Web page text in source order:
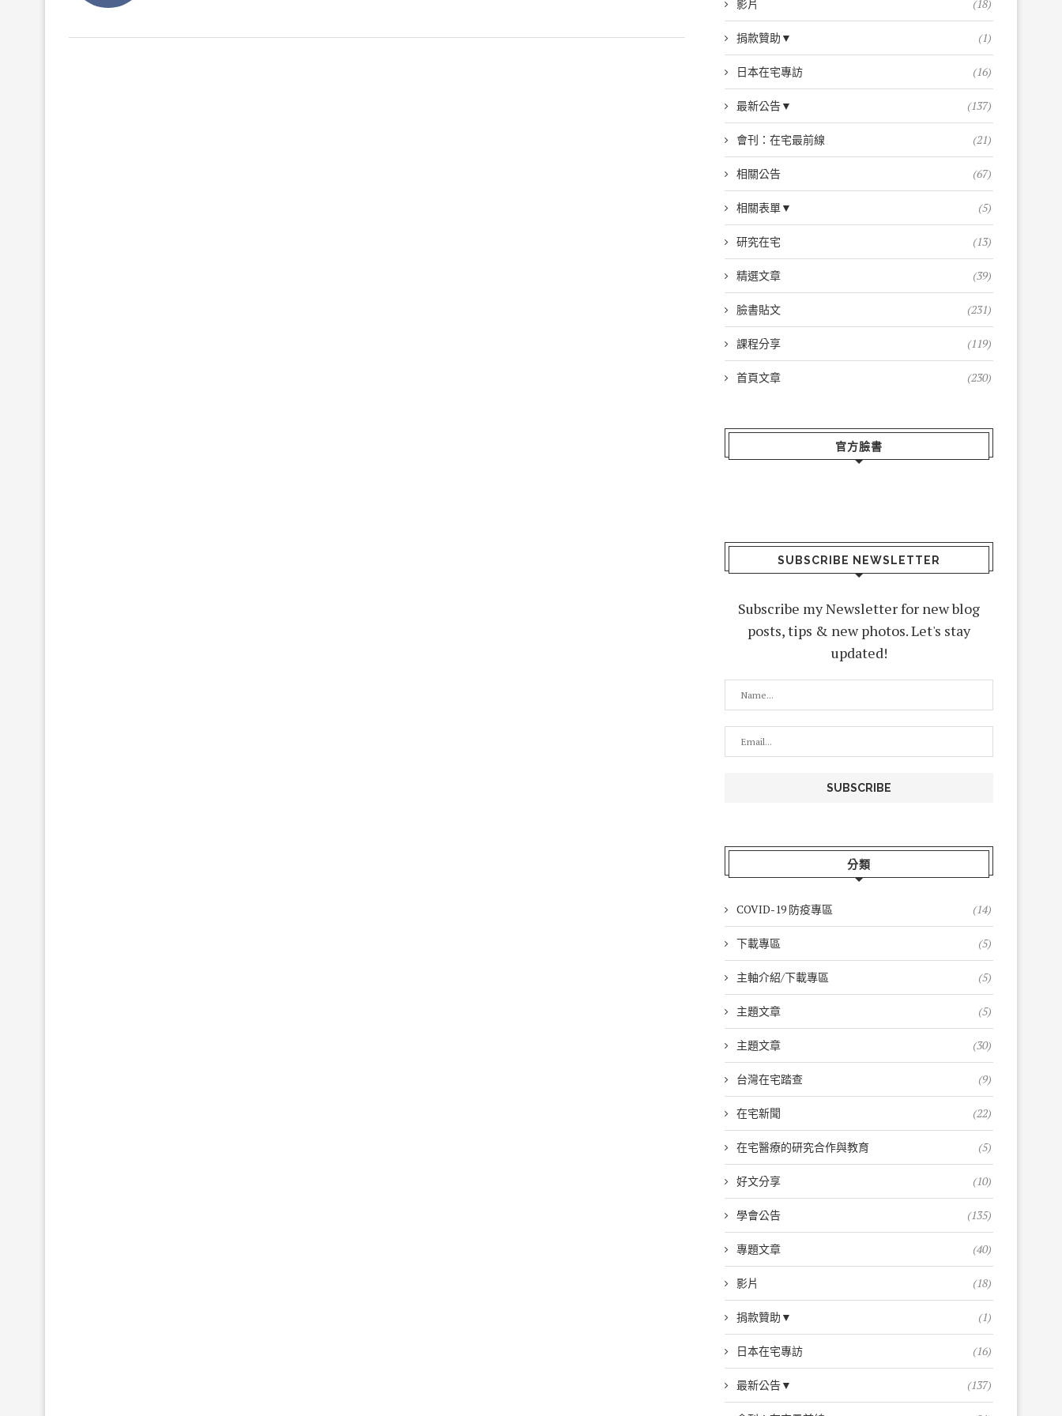
影片 (18)
捐款贊助▼ (1)
日本在宅專訪 (16)
最新公告▼ (137)
會刊：在宅最前線 (21)
相關公告 (67)
相關表單▼ (5)
研究在宅 (13)
精選文章 (39)
臉書貼文 (231)
課程分享 (119)
首頁文章 (230)
官方臉書
SUBSCRIBE NEWSLETTER
Subscribe my Newsletter for new blog
posts, tips & new photos. Let's stay
updated!
分類
COVID-19 防疫專區 (14)
下載專區 (5)
主軸介紹/下載專區 (5)
主題文章 (5)
主題文章 (30)
台灣在宅踏查 (9)
在宅新聞 (22)
在宅醫療的研究合作與教育 (5)
好文分享 (10)
學會公告 (135)
專題文章 (40)
影片 (18)
捐款贊助▼ (1)
日本在宅專訪 (16)
最新公告▼ (137)